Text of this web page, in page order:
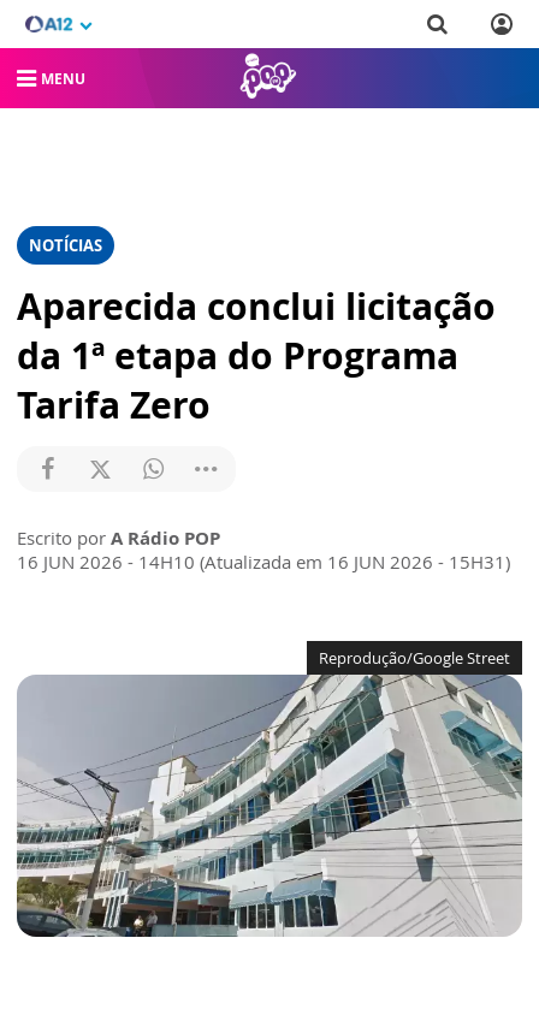
MENU
NOTÍCIAS
Aparecida conclui licitação
da 1ª etapa do Programa
Tarifa Zero
Escrito por A Rádio POP
16 JUN 2026 - 14H10 (Atualizada em 16 JUN 2026 - 15H31)
Reprodução/Google Street